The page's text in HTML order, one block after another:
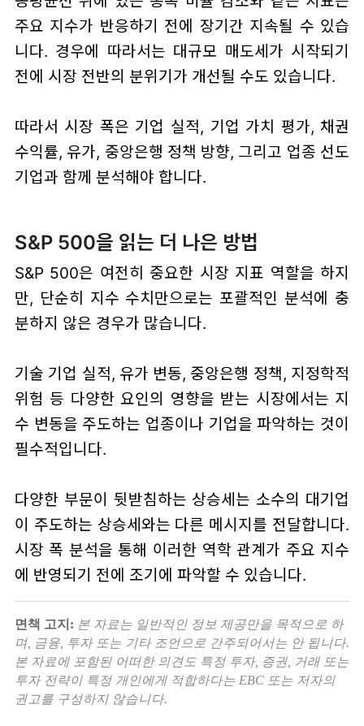
주요 지수가 반응하기 전에 장기간 지속될 수 있습
니다. 경우에 따라서는 대규모 매도세가 시작되기
전에 시장 전반의 분위기가 개선될 수도 있습니다.
따라서 시장 폭은 기업 실적, 기업 가치 평가, 채권
수익률, 유가, 중앙은행 정책 방향, 그리고 업종 선도
기업과 함께 분석해야 합니다.
S&P 500을 읽는 더 나은 방법
S&P 500은 여전히 중요한 시장 지표 역할을 하지
만, 단순히 지수 수치만으로는 포괄적인 분석에 충
분하지 않은 경우가 많습니다.
기술 기업 실적, 유가 변동, 중앙은행 정책, 지정학적
위험 등 다양한 요인의 영향을 받는 시장에서는 지
수 변동을 주도하는 업종이나 기업을 파악하는 것이
필수적입니다.
다양한 부문이 뒷받침하는 상승세는 소수의 대기업
이 주도하는 상승세와는 다른 메시지를 전달합니다.
시장 폭 분석을 통해 이러한 역학 관계가 주요 지수
에 반영되기 전에 조기에 파악할 수 있습니다.
면책 고지: 본 자료는 일반적인 정보 제공만을 목적으로 하
며, 금융, 투자 또는 기타 조언으로 간주되어서는 안 됩니다.
본 자료에 포함된 어떠한 의견도 특정 투자, 증권, 거래 또는
투자 전략이 특정 개인에게 적합하다는 EBC 또는 저자의
권고를 구성하지 않습니다.